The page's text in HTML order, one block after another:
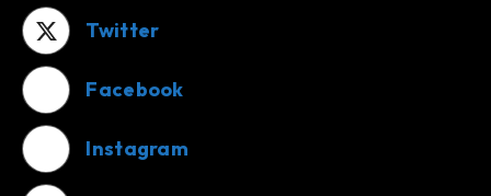
Twitter
Facebook
Instagram